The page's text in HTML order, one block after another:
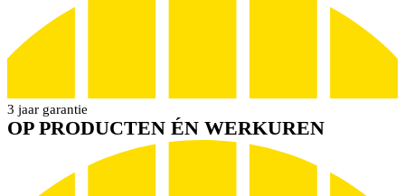
3 jaar garantie
OP PRODUCTEN ÉN WERKUREN